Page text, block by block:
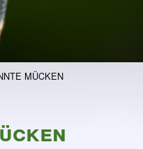
in Guinea
MÜCKEN